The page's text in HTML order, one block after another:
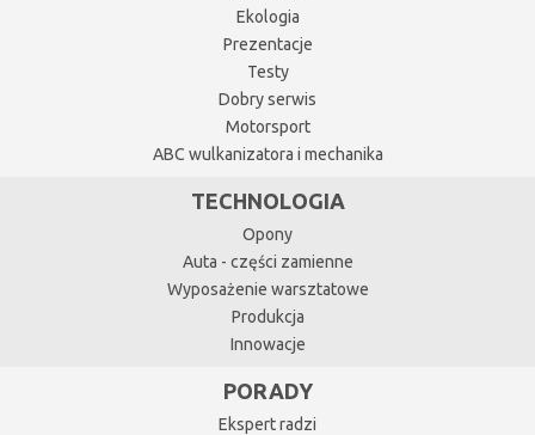
Ekologia
Prezentacje
Testy
Dobry serwis
Motorsport
ABC wulkanizatora i mechanika
TECHNOLOGIA
Opony
Auta - części zamienne
Wyposażenie warsztatowe
Produkcja
Innowacje
PORADY
Ekspert radzi